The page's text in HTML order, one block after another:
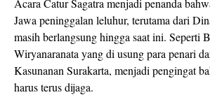
Acara Catur Sagatra menjadi penanda
Jawa peninggalan leluhur, terutama dari
masih berlangsung hingga saat ini. Seperti
Wiryanaranata yang di usung para penari
Kasunanan Surakarta, menjadi pengingat
harus terus dijaga.